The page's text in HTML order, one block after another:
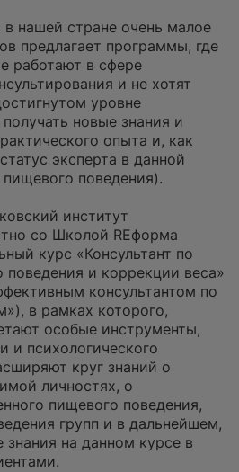
нашей стране очень малое
предлагает программы, где
работают в сфере
и не хотят
уровне
новые знания и
опыта и, как
эксперта в данной
поведения).
институт
со Школой REформа
курс «Консультант по
поведения и коррекции веса»
консультантом по
в рамках которого,
особые инструменты,
и психологического
круг знаний о
личностях, о
пищевого поведения,
групп и в дальнейшем,
знания на данном курсе в